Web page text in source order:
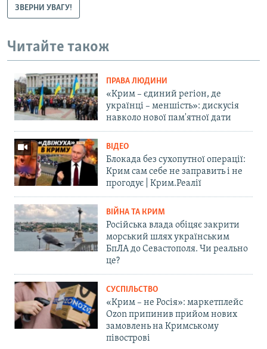
ЗВЕРНИ УВАГУ!
Читайте також
ПРАВА ЛЮДИНИ
«Крим – єдиний регіон, де
українці – меншість»: дискусія
навколо нової пам'ятної дати
ВІДЕО
Блокада без сухопутної операції:
Крим сам себе не заправить і не
прогодує | Крим.Реалії
ВІЙНА ТА КРИМ
Російська влада обіцяє закрити
морський шлях українським
БпЛА до Севастополя. Чи реально
це?
СУСПІЛЬСТВО
«Крим – не Росія»: маркетплейс
Ozon припинив прийом нових
замовлень на Кримському
півострові